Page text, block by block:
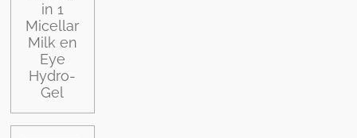
in 1
Micellar
Milk en
Eye
Hydro-
Gel